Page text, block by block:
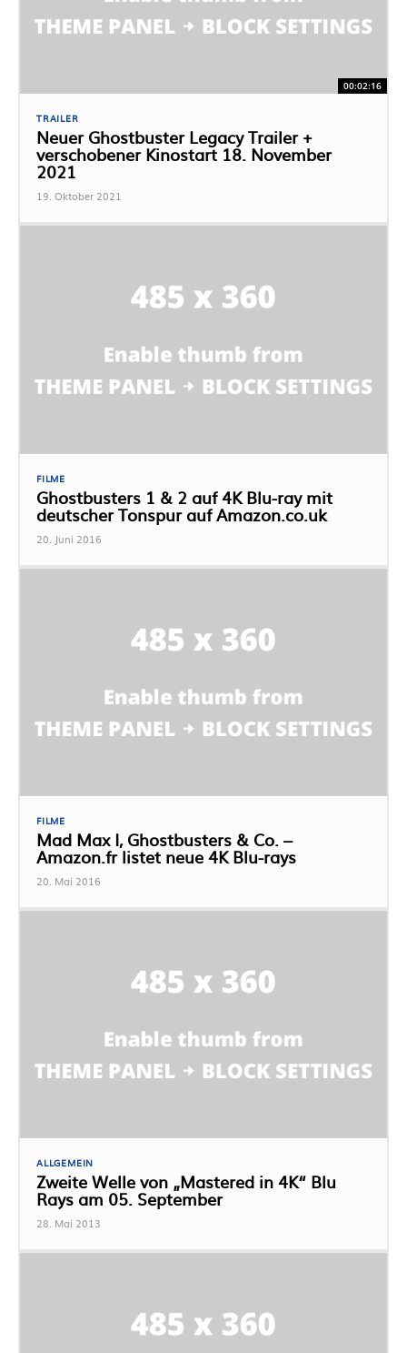
00:02:16
TRAILER
Neuer Ghostbuster Legacy Trailer +
verschobener Kinostart 18. November
2021
19. Oktober 2021
FILME
Ghostbusters 1 & 2 auf 4K Blu-ray mit
deutscher Tonspur auf Amazon.co.uk
20. Juni 2016
FILME
Mad Max I, Ghostbusters & Co. –
Amazon.fr listet neue 4K Blu-rays
20. Mai 2016
ALLGEMEIN
Zweite Welle von „Mastered in 4K“ Blu
Rays am 05. September
28. Mai 2013